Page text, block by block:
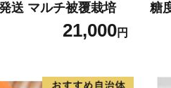
送 マルチ被覆栽培
21,000円
糖